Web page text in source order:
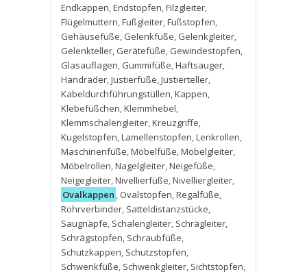
Endkappen,Endstopfen,Filzgleiter,
Flügelmuttern,Fußgleiter,Fußstopfen,
Gehäusefüße, Gelenkfüße, Gelenkgleiter,
Gelenkteller, Gerätefüße, Gewindestopfen,
Glasauflagen, Gummifüße,Haftsauger,
Handräder,Justierfüße,Justierteller,
Kabeldurchführungstüllen,Kappen,
Klebefüßchen,Klemmhebel,
Klemmschalengleiter,Kreuzgriffe,
Kugelstopfen,Lamellenstopfen,Lenkrollen,
Maschinenfüße,Möbelfüße,Möbelgleiter,
Möbelrollen,Nagelgleiter,Neigefüße,
Neigegleiter,Nivellierfüße,Nivelliergleiter,
Ovalkappen , Ovalstopfen,Regalfüße,
Rohrverbinder, Satteldistanzstücke,
Saugnäpfe, Schalengleiter, Schrägleiter,
Schrägstopfen, Schraubfüße,
Schutzkappen, Schutzstopfen,
Schwenkfüße, Schwenkgleiter, Sichtstopfen,